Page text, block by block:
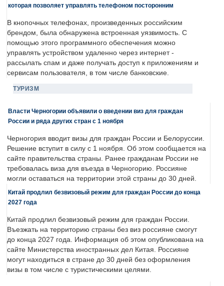
которая позволяет управлять телефоном посторонним
В кнопочных телефонах, произведенных российским
брендом, была обнаружена встроенная уязвимость. С
помощью этого программного обеспечения можно
управлять устройством удаленно через интернет -
рассылать спам и даже получать доступ к приложениям и
сервисам пользователя, в том числе банковские.
ТУРИЗМ
Власти Черногории объявили о введении виз для граждан
России и ряда других стран с 1 ноября
Черногория вводит визы для граждан России и Белоруссии.
Решение вступит в силу с 1 ноября. Об этом сообщается на
сайте правительства страны. Ранее гражданам России не
требовалась виза для въезда в Черногорию. Россияне
могли оставаться на территории этой страны до 30 дней.
Китай продлил безвизовый режим для граждан России до конца
2027 года
Китай продлил безвизовый режим для граждан России.
Въезжать на территорию страны без виз россияне смогут
до конца 2027 года. Информация об этом опубликована на
сайте Министерства иностранных дел Китая. Россияне
могут находиться в стране до 30 дней без оформления
визы в том числе с туристическими целями.